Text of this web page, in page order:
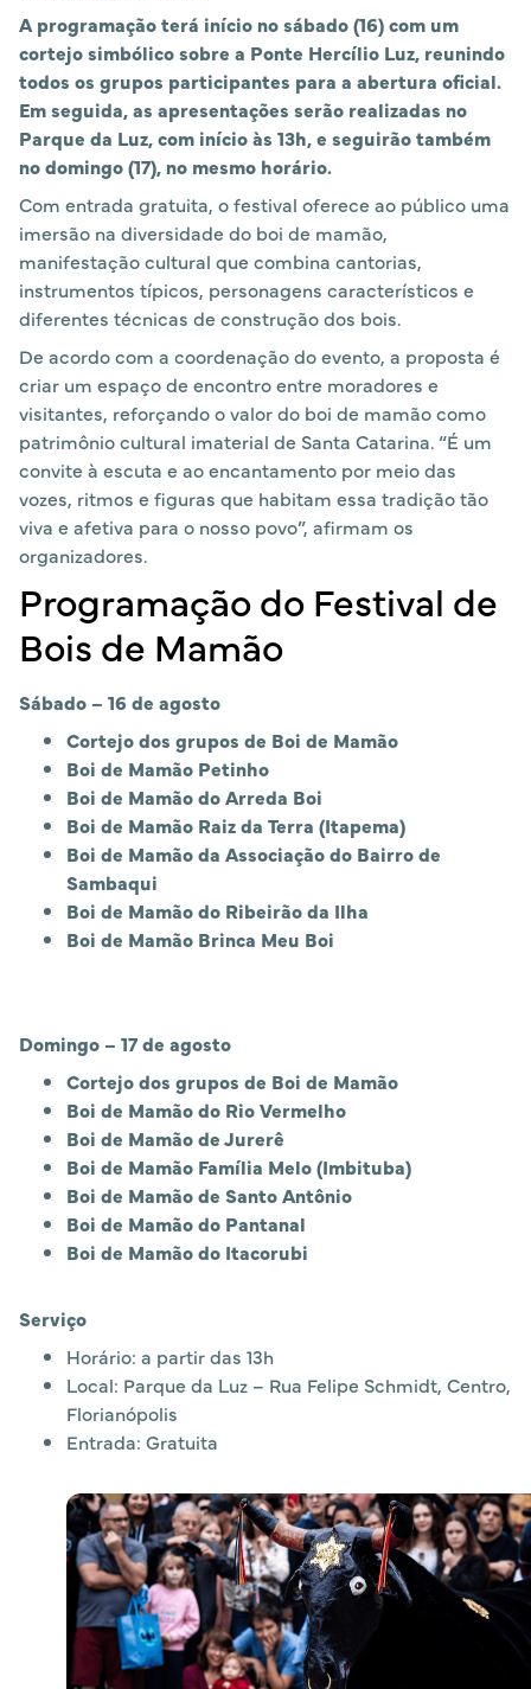
A programação terá início no sábado (16) com um
cortejo simbólico sobre a Ponte Hercílio Luz, reunindo
todos os grupos participantes para a abertura oficial.
Em seguida, as apresentações serão realizadas no
Parque da Luz, com início às 13h, e seguirão também
no domingo (17), no mesmo horário.
Com entrada gratuita, o festival oferece ao público uma
imersão na diversidade do boi de mamão,
manifestação cultural que combina cantorias,
instrumentos típicos, personagens característicos e
diferentes técnicas de construção dos bois.
De acordo com a coordenação do evento, a proposta é
criar um espaço de encontro entre moradores e
visitantes, reforçando o valor do boi de mamão como
patrimônio cultural imaterial de Santa Catarina. “É um
convite à escuta e ao encantamento por meio das
vozes, ritmos e figuras que habitam essa tradição tão
viva e afetiva para o nosso povo”, afirmam os
organizadores.
Programação do Festival de
Bois de Mamão
Sábado – 16 de agosto
Cortejo dos grupos de Boi de Mamão
Boi de Mamão Petinho
Boi de Mamão do Arreda Boi
Boi de Mamão Raiz da Terra (Itapema)
Boi de Mamão da Associação do Bairro de
Sambaqui
Boi de Mamão do Ribeirão da Ilha
Boi de Mamão Brinca Meu Boi
Domingo – 17 de agosto
Cortejo dos grupos de Boi de Mamão
Boi de Mamão do Rio Vermelho
Boi de Mamão de Jurerê
Boi de Mamão Família Melo (Imbituba)
Boi de Mamão de Santo Antônio
Boi de Mamão do Pantanal
Boi de Mamão do Itacorubi
Serviço
Horário: a partir das 13h
Local: Parque da Luz – Rua Felipe Schmidt, Centro,
Florianópolis
Entrada: Gratuita